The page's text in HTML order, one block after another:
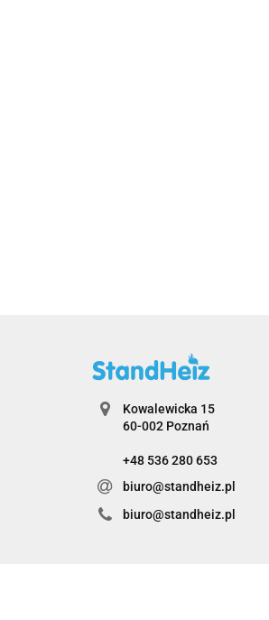
Kowalewicka 15
60-002 Poznań
+48 536 280 653
biuro@standheiz.pl
biuro@standheiz.pl